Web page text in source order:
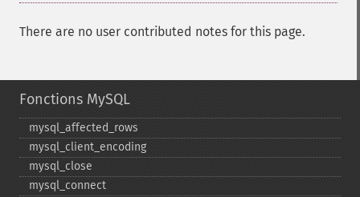
There are no user contributed notes for this page.
Fonctions MySQL
mysql_​affected_​rows
mysql_​client_​encoding
mysql_​close
mysql_​connect